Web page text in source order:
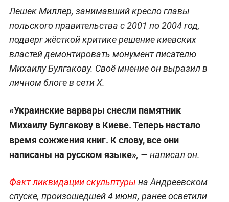
Лешек Миллер, занимавший кресло главы
польского правительства с 2001 по 2004 год,
подверг жёсткой критике решение киевских
властей демонтировать монумент писателю
Михаилу Булгакову. Своё мнение он выразил в
личном блоге в сети Х.
«Украинские варвары снесли памятник
Михаилу Булгакову в Киеве. Теперь настало
время сожжения книг. К слову, все они
написаны на русском языке», — написал он.
Факт ликвидации скульптуры на Андреевском
спуске, произошедшей 4 июня, ранее осветили